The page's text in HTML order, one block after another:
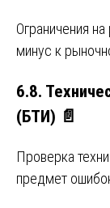
Ограничения
минус к
6.8.
(БТИ) 📄
Проверка
предмет